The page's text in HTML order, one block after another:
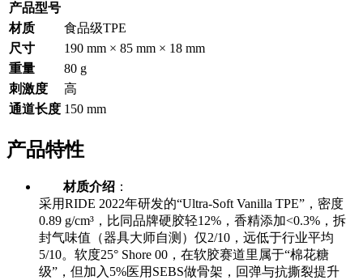
产品型号
材质
食品级TPE
尺寸
190 mm × 85 mm × 18 mm
重量
80 g
刺激度
高
通道长度 150 mm
产品特性
材质介绍 ：
采用RIDE 2022年研发的“Ultra-Soft Vanilla TPE”，密度
0.89 g/cm³，比同品牌硬胶轻12%，香精添加<0.3%，拆
封气味值（器具大师自测）仅2/10，远低于行业平均
5/10。软度25° Shore 00，在软胶赛道里属于“棉花糖
级”，但加入5%医用SEBS做骨架，回弹与抗撕裂提升